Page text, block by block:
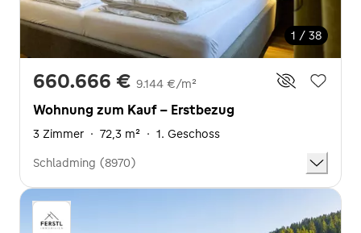
1 / 38
660.666 € 9.144 €/m²
Wohnung zum Kauf - Erstbezug
3 Zimmer · 72,3 m² · 1. Geschoss
Schladming (8970)